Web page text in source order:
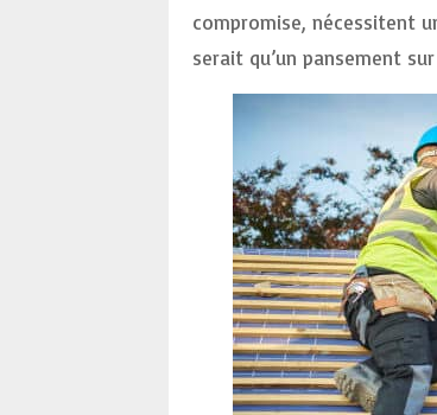
compromise, nécessitent
serait qu’un pansement